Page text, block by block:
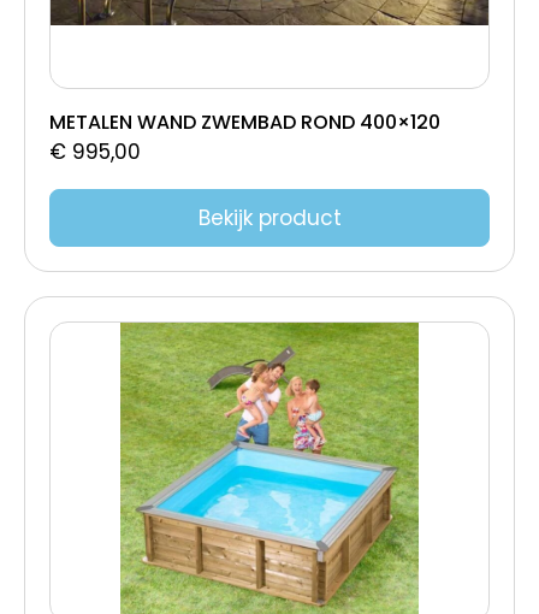
460x120cm
450x270x150
450x120cm
420x360x155
414x120
400x150cm
400x120cm
360x120
350x120cm
300x250x75
250x100
200x200
180x150
METALEN WAND ZWEMBAD ROND 400×120
€ 995,00
Bekijk product